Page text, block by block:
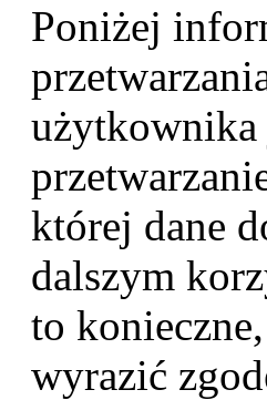
Poniżej
użytkownika
której dane
dalszym
to
wyrazić